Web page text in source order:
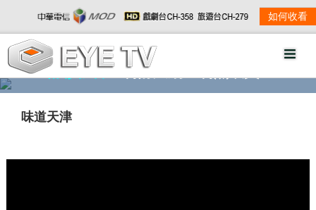
如何收看
精彩影音 劇情大綱
味道天津